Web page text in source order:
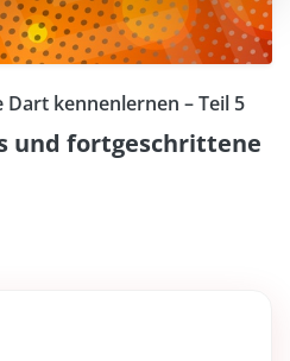
kennenlernen – Teil 5
und fortgeschrittene